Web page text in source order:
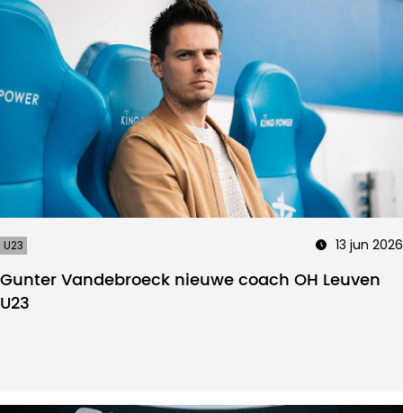
U23 13 jun 2026
Gunter Vandebroeck nieuwe coach OH Leuven
U23